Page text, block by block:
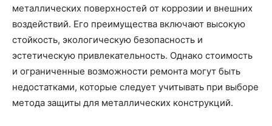
металлических поверхностей от коррозии и внешних
воздействий. Его преимущества включают высокую
стойкость, экологическую безопасность и
эстетическую привлекательность. Однако стоимость
и ограниченные возможности ремонта могут быть
недостатками, которые следует учитывать при выборе
метода защиты для металлических конструкций.